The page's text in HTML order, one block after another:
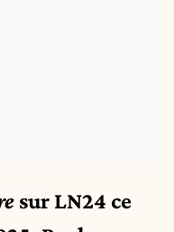
sur LN24 ce